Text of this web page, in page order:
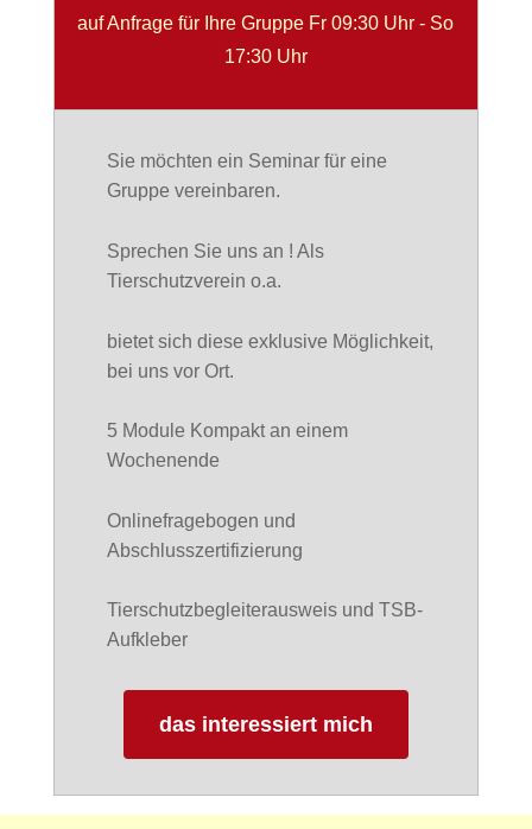
auf Anfrage für Ihre Gruppe Fr 09:30 Uhr - So
17:30 Uhr
Sie möchten ein Seminar für eine
Gruppe vereinbaren.
Sprechen Sie uns an ! Als
Tierschutzverein o.a.
bietet sich diese exklusive Möglichkeit,
bei uns vor Ort.
5 Module Kompakt an einem
Wochenende
Onlinefragebogen und
Abschlusszertifizierung
Tierschutzbegleiterausweis und TSB-
Aufkleber
das interessiert mich